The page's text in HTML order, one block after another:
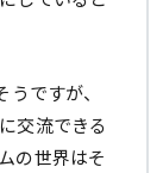
ですが、
交流できる
の世界はそ